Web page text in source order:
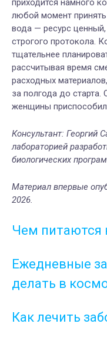
приходится намного
любой момент
вода — ресурс ценный,
строгого протокола.
тщательнее
рассчитывая время
расходных
за полгода до старта.
женщины
Консультант: Георгий
лабораторией
биологических
Материал впервые
2026.
Чем питаются
Ежедневные
делать в
Как лечить